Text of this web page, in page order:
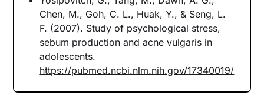
Chen, M., Goh, C. L., Huak, Y., & Seng, L.
F. (2007). Study of psychological stress,
sebum production and acne vulgaris in
adolescents.
https://pubmed.ncbi.nlm.nih.gov/17340019/